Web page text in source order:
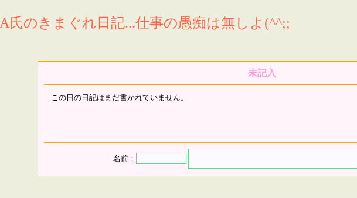
A氏のきまぐれ日記...仕事の愚痴は無しよ(^^;;
未記入
この日の日記はまだ書かれていません。
名前：